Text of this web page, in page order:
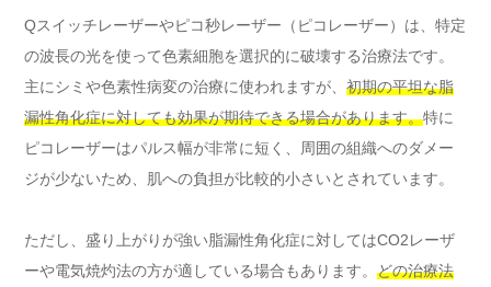
Qスイッチレーザーやピコ秒レーザー（ピコレーザー）は、特定
の波長の光を使って色素細胞を選択的に破壊する治療法です。
主にシミや色素性病変の治療に使われますが、 初期の平坦な脂
漏性角化症に対しても効果が期待できる場合があります。特に
ピコレーザーはパルス幅が非常に短く、周囲の組織へのダメー
ジが少ないため、肌への負担が比較的小さいとされています。
ただし、盛り上がりが強い脂漏性角化症に対してはCO2レーザ
ーや電気焼灼法の方が適している場合もあります。 どの治療法